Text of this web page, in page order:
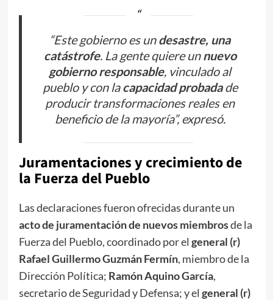
“Este gobierno es undesastre, una
catástrofe. La gente quiere unnuevo
gobierno responsable, vinculado al
pueblo y con lacapacidad probadade
producir transformaciones reales en
beneficio de la mayoría”, expresó.
Juramentaciones y crecimiento de
la Fuerza del Pueblo
Las declaraciones fueron ofrecidas durante un
acto de juramentación de nuevos miembrosde la
Fuerza del Pueblo, coordinado por el general (r)
Rafael Guillermo Guzmán Fermín, miembro de la
Dirección Política; Ramón Aquino García,
secretario de Seguridad y Defensa; y el general (r)